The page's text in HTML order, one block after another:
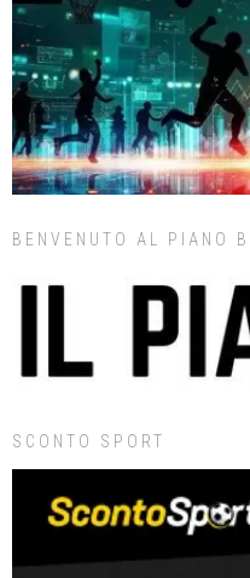
BENVENUTO AL PIANO B
SCONTO SPORT